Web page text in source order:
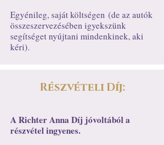
Egyénileg, saját költségen (de az autók
összeszervezésében igyekszünk
segítséget nyújtani mindenkinek, aki
kéri).
Részvételi Díj:
A Richter Anna Díj jóvoltából a
részvétel ingyenes.